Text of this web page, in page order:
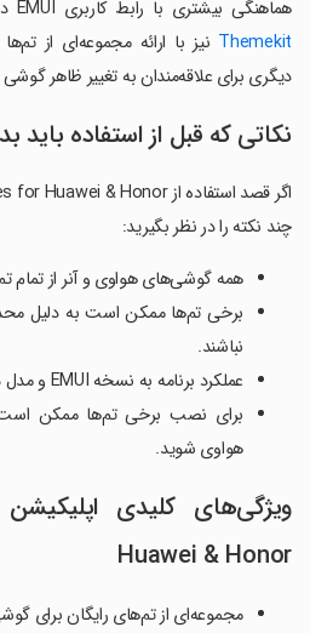
هماهنگی بیشتری با رابط کاربری EMUI دارند. همچنین برنامه‌هایی مانند
Themekit نیز با ارائه مجموعه‌ای از
دیگری برای علاقه‌مندان به تغییر ظاهر
نکاتی که قبل از استفاده باید
چند نکته را در نظر بگیرید:
همه گوشی‌های هواوی و آنر از تمام
برخی تم‌ها ممکن است به دلیل
نباشند.
عملکرد برنامه به نسخه EMUI و مدل دستگاه بستگی دارد.
برای نصب برخی تم‌ها ممکن است
هواوی شوید.
Huawei & Honor
مجموعه‌ای از تم‌های رایگان برای